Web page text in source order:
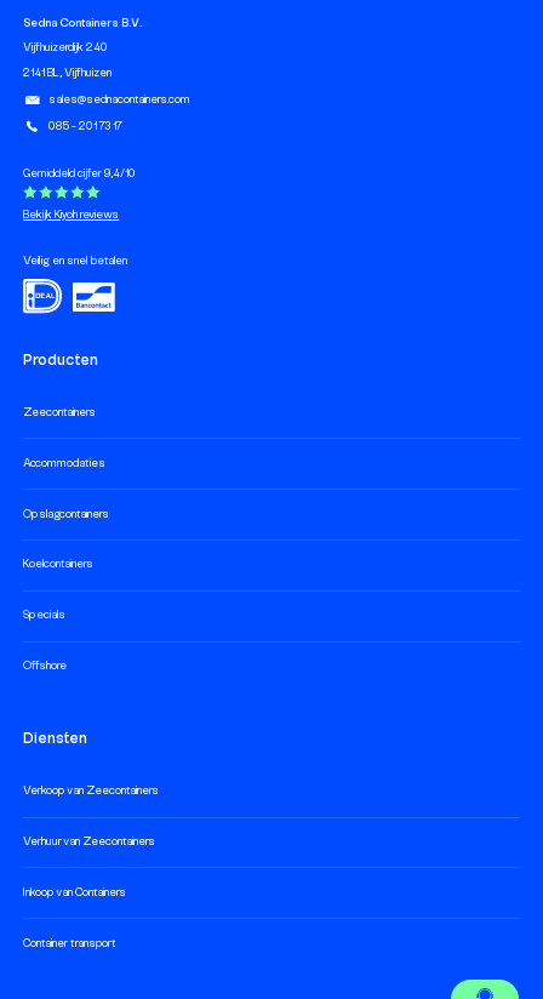
Producten
Zeecontainers
Accommodaties
Opslagcontainers
Koelcontainers
Specials
Offshore
Diensten
Verkoop van Zeecontainers
Verhuur van Zeecontainers
Inkoop van Containers
Container transport
Sedna Containers B.V.
Vijfhuizerdijk 240
2141 BL, Vijfhuizen
sales@sednacontainers.com
085 - 201 73 17
Gemiddeld cijfer 9,4/10
Bekijk Kiyoh reviews
Veilig en snel betalen